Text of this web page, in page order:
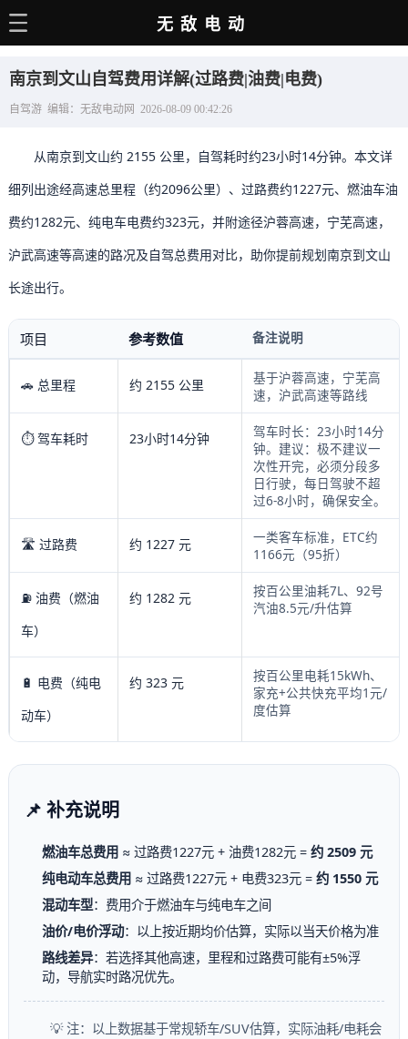
电动百科
充电站
用车百科
销量榜
经销商
无敌电动
南京到文山自驾费用详解(过路费|油费|电费)
自驾游 编辑：无敌电动网 2026-08-09 00:42:26
从南京到文山约 2155 公里，自驾耗时约23小时14分钟。本文详
细列出途经高速总里程（约2096公里）、过路费约1227元、燃油车油
费约1282元、纯电车电费约323元，并附途径沪蓉高速，宁芜高速，
沪武高速等高速的路况及自驾总费用对比，助你提前规划南京到文山
长途出行。
项目 参考数值 备注说明
🚗 总里程 约 2155 公里
基于沪蓉高速，宁芜高
速，沪武高速等路线
⏱️ 驾车耗时 23小时14分钟
驾车时长：23小时14分
钟。建议：极不建议一
次性开完，必须分段多
日行驶，每日驾驶不超
过6-8小时，确保安全。
🛣️ 过路费 约 1227 元
一类客车标准，ETC约
1166元（95折）
⛽ 油费（燃油
车）
约 1282 元
按百公里油耗7L、92号
汽油8.5元/升估算
🔋 电费（纯电
动车）
约 323 元
按百公里电耗15kWh、
家充+公共快充平均1元/
度估算
📌 补充说明
燃油车总费用 ≈ 过路费1227元 + 油费1282元 = 约 2509 元
纯电动车总费用 ≈ 过路费1227元 + 电费323元 = 约 1550 元
混动车型：费用介于燃油车与纯电车之间
油价/电价浮动：以上按近期均价估算，实际以当天价格为准
路线差异：若选择其他高速，里程和过路费可能有±5%浮
动，导航实时路况优先。
💡 注：以上数据基于常规轿车/SUV估算，实际油耗/电耗会